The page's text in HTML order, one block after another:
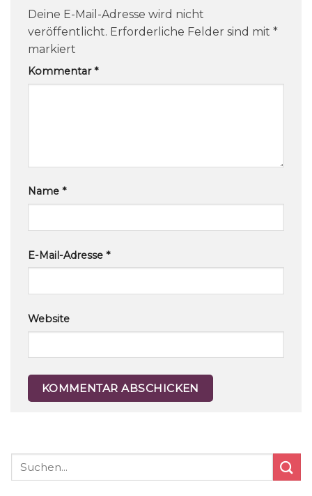
Deine E-Mail-Adresse wird nicht
veröffentlicht. Erforderliche Felder sind mit *
markiert
Kommentar*
Name *
E-Mail-Adresse *
Website